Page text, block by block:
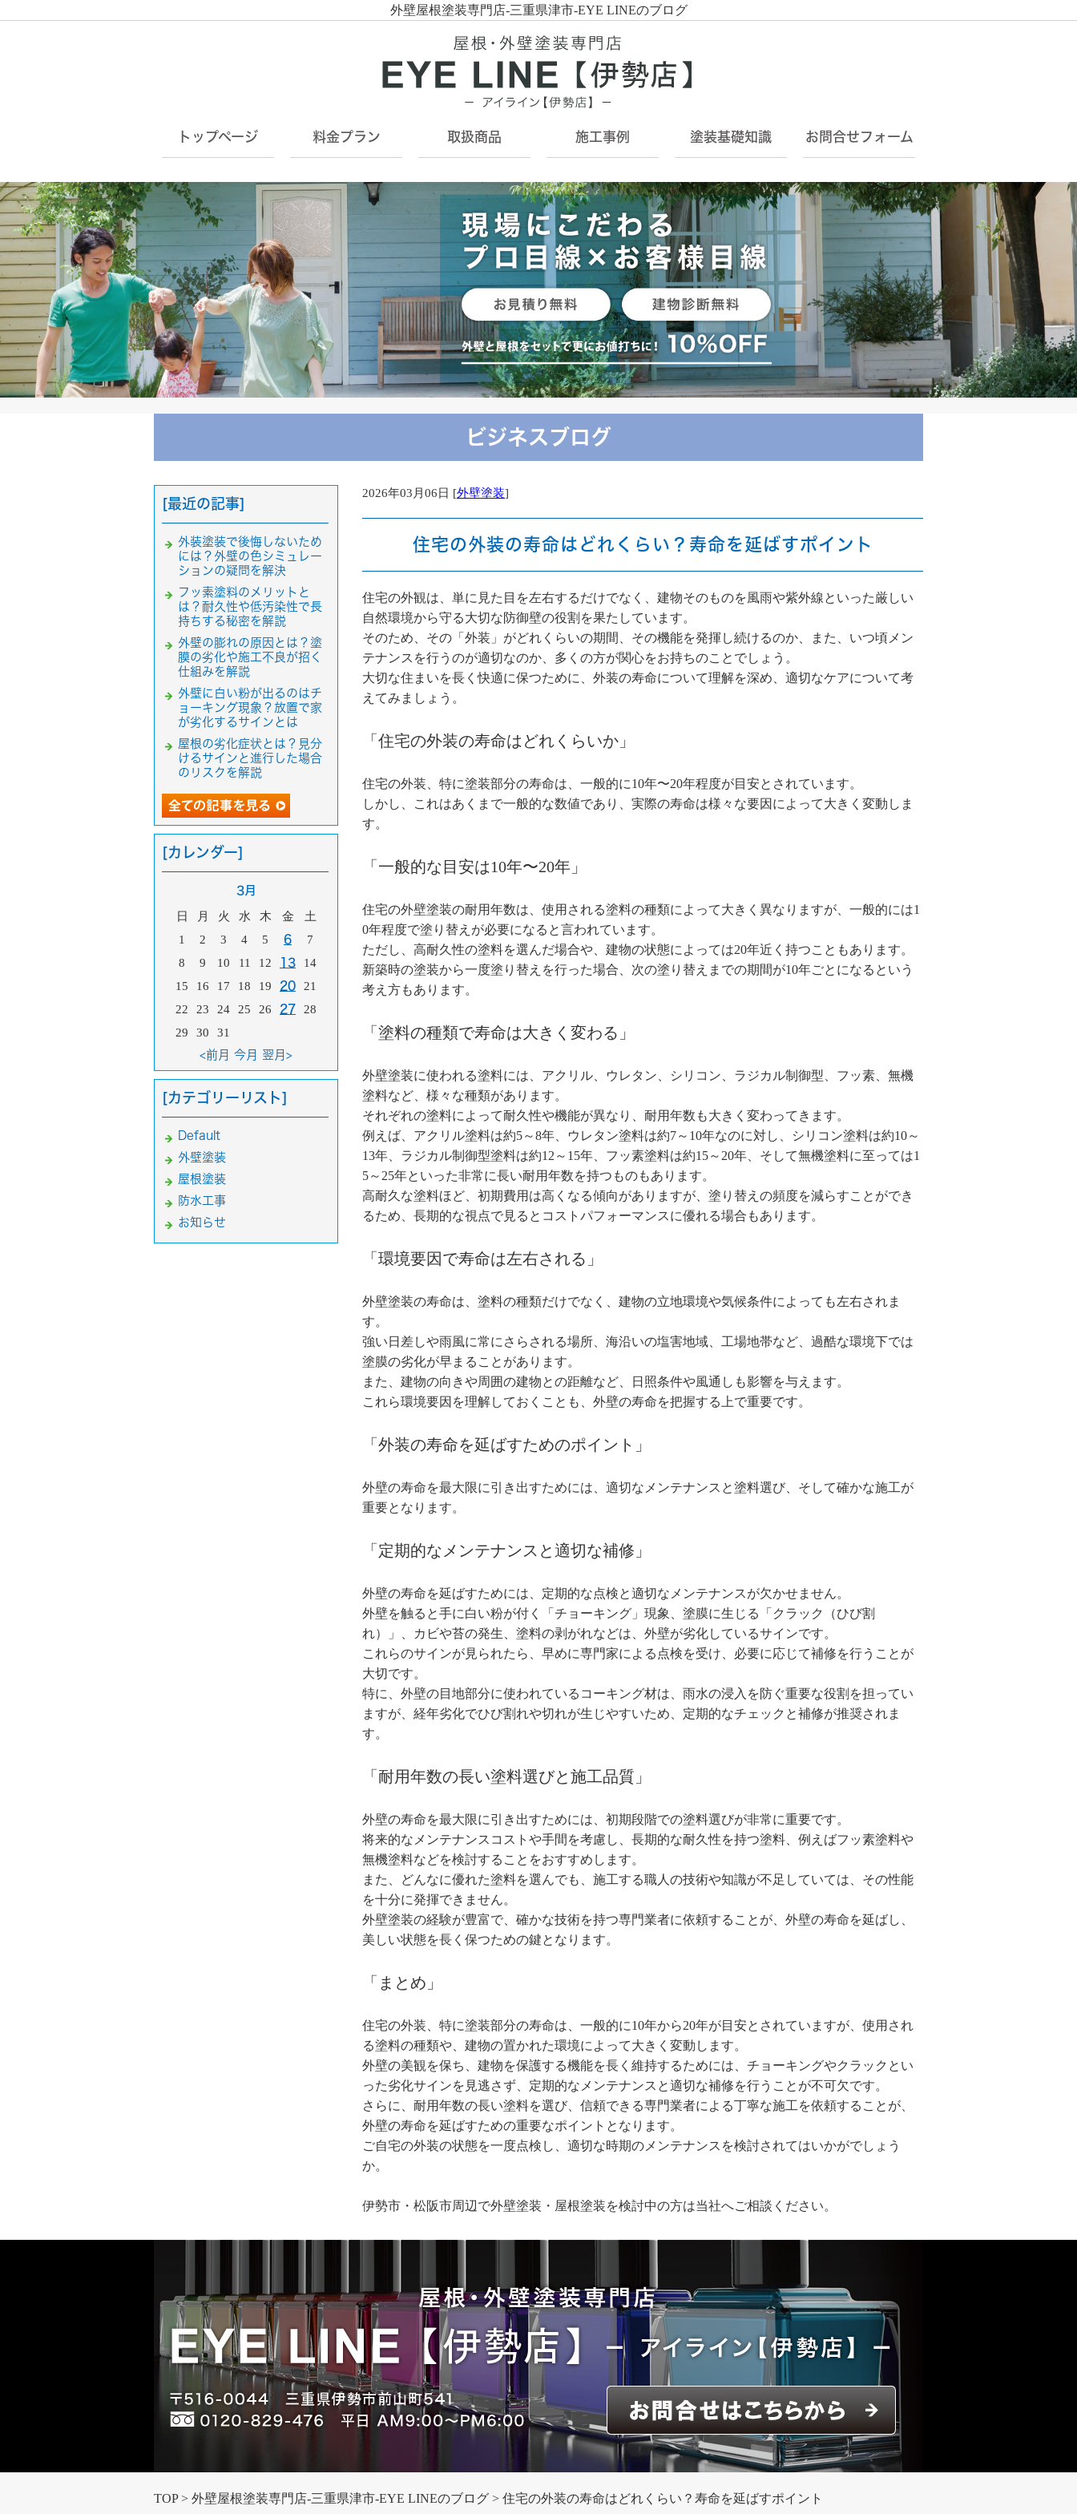
外壁屋根塗装専門店-三重県津市-EYE LINEのブログ
トップページ 料金プラン 取扱商品 施工事例 塗装基礎知識 お問合せフォーム
ビジネスブログ
2026年03月06日 [外壁塗装]
住宅の外装の寿命はどれくらい？寿命を延ばすポイント
住宅の外観は、単に見た目を左右するだけでなく、建物そのものを風雨や紫外線といった厳しい
自然環境から守る大切な防御壁の役割を果たしています。
そのため、その「外装」がどれくらいの期間、その機能を発揮し続けるのか、また、いつ頃メン
テナンスを行うのが適切なのか、多くの方が関心をお持ちのことでしょう。
大切な住まいを長く快適に保つために、外装の寿命について理解を深め、適切なケアについて考
えてみましょう。
「住宅の外装の寿命はどれくらいか」
住宅の外装、特に塗装部分の寿命は、一般的に10年〜20年程度が目安とされています。
しかし、これはあくまで一般的な数値であり、実際の寿命は様々な要因によって大きく変動しま
す。
「一般的な目安は10年〜20年」
住宅の外壁塗装の耐用年数は、使用される塗料の種類によって大きく異なりますが、一般的には1
0年程度で塗り替えが必要になると言われています。
ただし、高耐久性の塗料を選んだ場合や、建物の状態によっては20年近く持つこともあります。
新築時の塗装から一度塗り替えを行った場合、次の塗り替えまでの期間が10年ごとになるという
考え方もあります。
「塗料の種類で寿命は大きく変わる」
外壁塗装に使われる塗料には、アクリル、ウレタン、シリコン、ラジカル制御型、フッ素、無機
塗料など、様々な種類があります。
それぞれの塗料によって耐久性や機能が異なり、耐用年数も大きく変わってきます。
例えば、アクリル塗料は約5～8年、ウレタン塗料は約7～10年なのに対し、シリコン塗料は約10～
13年、ラジカル制御型塗料は約12～15年、フッ素塗料は約15～20年、そして無機塗料に至っては1
5～25年といった非常に長い耐用年数を持つものもあります。
高耐久な塗料ほど、初期費用は高くなる傾向がありますが、塗り替えの頻度を減らすことができ
るため、長期的な視点で見るとコストパフォーマンスに優れる場合もあります。
「環境要因で寿命は左右される」
外壁塗装の寿命は、塗料の種類だけでなく、建物の立地環境や気候条件によっても左右されま
す。
強い日差しや雨風に常にさらされる場所、海沿いの塩害地域、工場地帯など、過酷な環境下では
塗膜の劣化が早まることがあります。
また、建物の向きや周囲の建物との距離など、日照条件や風通しも影響を与えます。
これら環境要因を理解しておくことも、外壁の寿命を把握する上で重要です。
「外装の寿命を延ばすためのポイント」
外壁の寿命を最大限に引き出すためには、適切なメンテナンスと塗料選び、そして確かな施工が
重要となります。
「定期的なメンテナンスと適切な補修」
外壁の寿命を延ばすためには、定期的な点検と適切なメンテナンスが欠かせません。
外壁を触ると手に白い粉が付く「チョーキング」現象、塗膜に生じる「クラック（ひび割
れ）」、カビや苔の発生、塗料の剥がれなどは、外壁が劣化しているサインです。
これらのサインが見られたら、早めに専門家による点検を受け、必要に応じて補修を行うことが
大切です。
特に、外壁の目地部分に使われているコーキング材は、雨水の浸入を防ぐ重要な役割を担ってい
ますが、経年劣化でひび割れや切れが生じやすいため、定期的なチェックと補修が推奨されま
す。
「耐用年数の長い塗料選びと施工品質」
外壁の寿命を最大限に引き出すためには、初期段階での塗料選びが非常に重要です。
将来的なメンテナンスコストや手間を考慮し、長期的な耐久性を持つ塗料、例えばフッ素塗料や
無機塗料などを検討することをおすすめします。
また、どんなに優れた塗料を選んでも、施工する職人の技術や知識が不足していては、その性能
を十分に発揮できません。
外壁塗装の経験が豊富で、確かな技術を持つ専門業者に依頼することが、外壁の寿命を延ばし、
美しい状態を長く保つための鍵となります。
「まとめ」
住宅の外装、特に塗装部分の寿命は、一般的に10年から20年が目安とされていますが、使用され
る塗料の種類や、建物の置かれた環境によって大きく変動します。
外壁の美観を保ち、建物を保護する機能を長く維持するためには、チョーキングやクラックとい
った劣化サインを見逃さず、定期的なメンテナンスと適切な補修を行うことが不可欠です。
さらに、耐用年数の長い塗料を選び、信頼できる専門業者による丁寧な施工を依頼することが、
外壁の寿命を延ばすための重要なポイントとなります。
ご自宅の外装の状態を一度点検し、適切な時期のメンテナンスを検討されてはいかがでしょう
か。
伊勢市・松阪市周辺で外壁塗装・屋根塗装を検討中の方は当社へご相談ください。
[最近の記事]
外装塗装で後悔しないため
には？外壁の色シミュレー
ションの疑問を解決
フッ素塗料のメリットと
は？耐久性や低汚染性で長
持ちする秘密を解説
外壁の膨れの原因とは？塗
膜の劣化や施工不良が招く
仕組みを解説
外壁に白い粉が出るのはチ
ョーキング現象？放置で家
が劣化するサインとは
屋根の劣化症状とは？見分
けるサインと進行した場合
のリスクを解説
[カレンダー]
3月
日 月 火 水 木 金
土
1
2 3 4 5 6
7
8
9 10 11 12 13
14
15
16 17 18 19 20
21
22
23 24 25 26 27
28
29
30 31
<前月 今月 翌月>
[カテゴリーリスト]
Default
外壁塗装
屋根塗装
防水工事
お知らせ
TOP 外壁屋根塗装専門店-三重県津市-EYE LINEのブログ 住宅の外装の寿命はどれくらい？寿命を延ばすポイント